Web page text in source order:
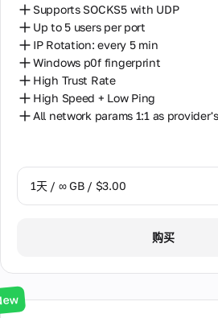
Supports SOCKS5 with UDP
Up to 5 users per port
IP Rotation: every 5 min
Windows p0f fingerprint
High Trust Rate
High Speed + Low Ping
All network params 1:1 as provider's
1天 / ∞ GB / $3.00
购买